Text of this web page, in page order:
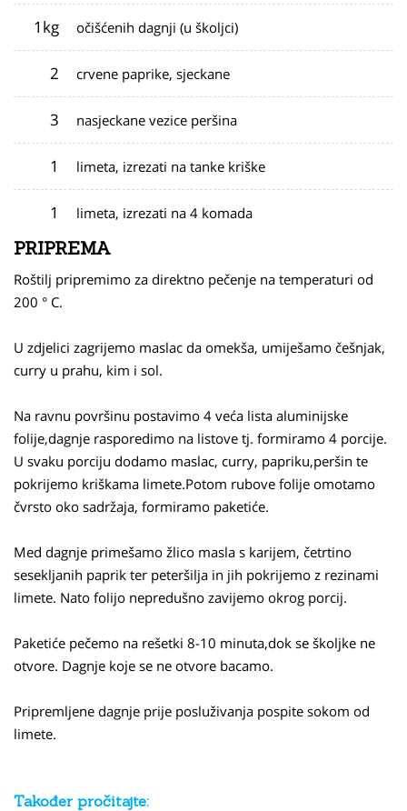
1kg očišćenih dagnji (u školjci)
2 crvene paprike, sjeckane
3 nasjeckane vezice peršina
1 limeta, izrezati na tanke kriške
1 limeta, izrezati na 4 komada
PRIPREMA
Roštilj pripremimo za direktno pečenje na temperaturi od
200 ° C.
U zdjelici zagrijemo maslac da omekša, umiješamo češnjak,
curry u prahu, kim i sol.
Na ravnu površinu postavimo 4 veća lista aluminijske
folije,dagnje rasporedimo na listove tj. formiramo 4 porcije.
U svaku porciju dodamo maslac, curry, papriku,peršin te
pokrijemo kriškama limete.Potom rubove folije omotamo
čvrsto oko sadržaja, formiramo paketiće.
Med dagnje primešamo žlico masla s karijem, četrtino
sesekljanih paprik ter peteršilja in jih pokrijemo z rezinami
limete. Nato folijo nepredušno zavijemo okrog porcij.
Paketiće pečemo na rešetki 8-10 minuta,dok se školjke ne
otvore. Dagnje koje se ne otvore bacamo.
Pripremljene dagnje prije posluživanja pospite sokom od
limete.
Također pročitajte: